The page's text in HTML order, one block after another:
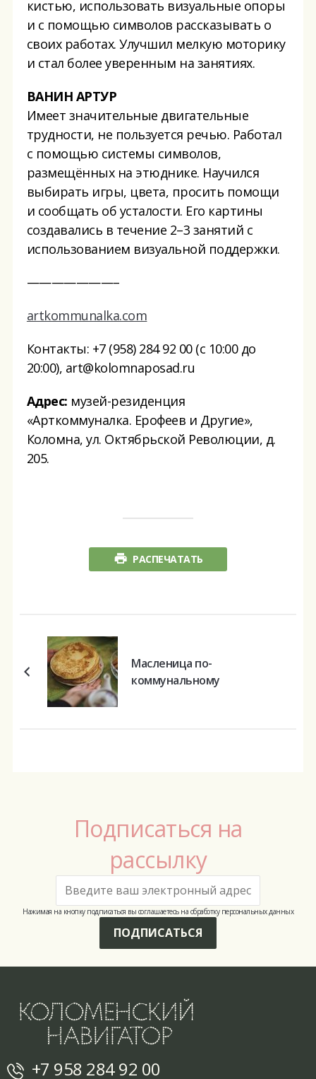
кистью, использовать визуальные опоры
и с помощью символов рассказывать о
своих работах. Улучшил мелкую моторику
и стал более уверенным на занятиях.
ВАНИН АРТУР
Имеет значительные двигательные
трудности, не пользуется речью. Работал
с помощью системы символов,
размещённых на этюднике. Научился
выбирать игры, цвета, просить помощи
и сообщать об усталости. Его картины
создавались в течение 2–3 занятий с
использованием визуальной поддержки.
———————–
artkommunalka.com
Контакты: +7 (958) 284 92 00 (с 10:00 до
20:00), art@kolomnaposad.ru
Адрес: музей-резиденция
«Арткоммуналка. Ерофеев и Другие»,
Коломна, ул. Октябрьской Революции, д.
205.
РАСПЕЧАТАТЬ
Масленица по-
коммунальному
Подписаться на
рассылку
Нажимая на кнопку подписаться вы соглашаетесь на обработку персональных данных
ПОДПИСАТЬСЯ
+7 958 284 92 00